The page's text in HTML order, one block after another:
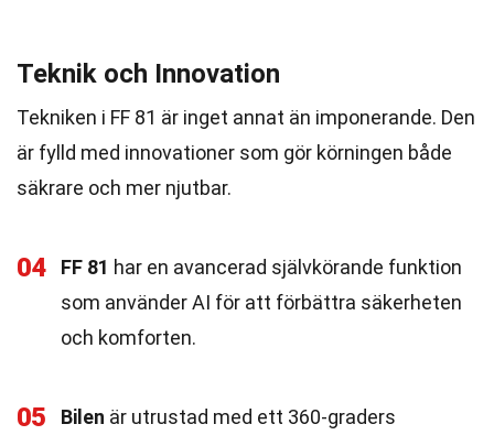
Teknik och Innovation
Tekniken i FF 81 är inget annat än imponerande. Den
är fylld med innovationer som gör körningen både
säkrare och mer njutbar.
04 FF 81 har en avancerad självkörande funktion
som använder AI för att förbättra säkerheten
och komforten.
05 Bilen är utrustad med ett 360-graders